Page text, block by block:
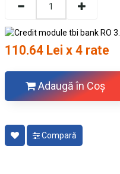
110.64 Lei x 4 rate
Adaugă în Coş
Compară